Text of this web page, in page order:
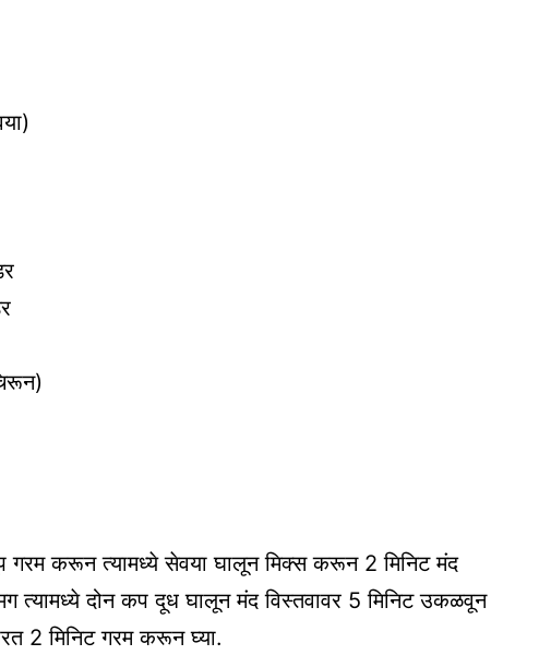
गरम करून त्यामध्ये सेवया घालून मिक्स करून 2 मिनिट मंद
त्यामध्ये दोन कप दूध घालून मंद विस्तवावर 5 मिनिट उकळवून
2 मिनिट गरम करून घ्या.